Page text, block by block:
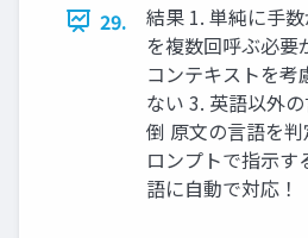
29.
結果 1. 単純に手
を複数回呼ぶ必要
コンテキストを考
ない 3. 英語以外
倒 原文の言語を
ロンプトで指示す
語に自動で対応！